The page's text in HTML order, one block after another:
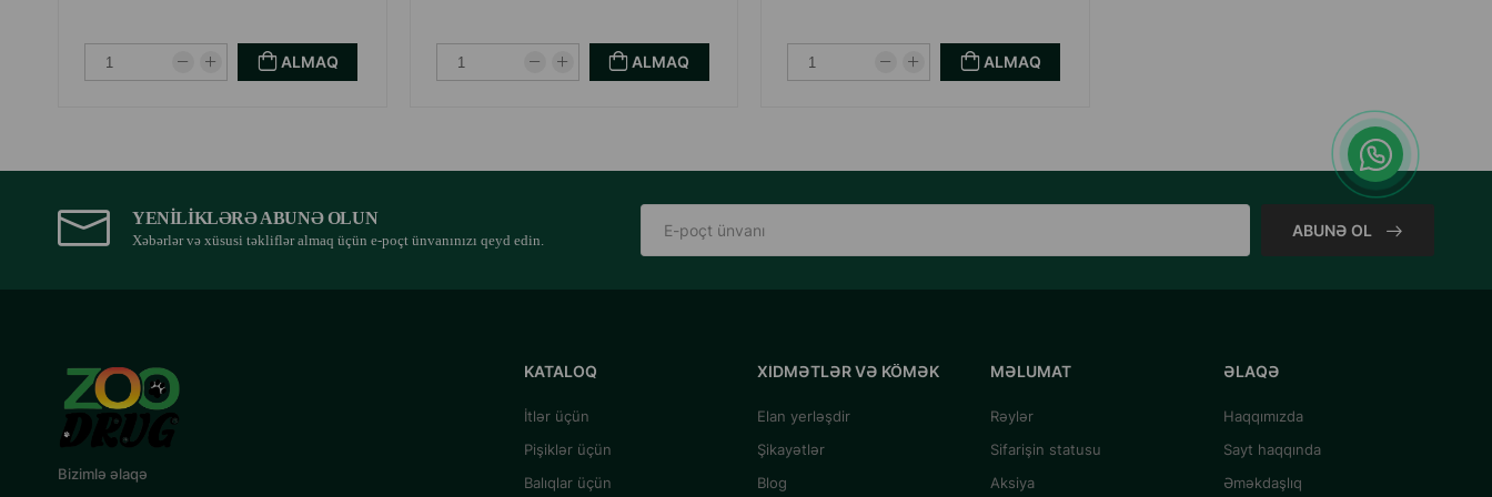
alın.
Həmişə təmiz içməli suya çıxış imkanı olmalıdır. Quru və sərin yerdə saxlanılmalıdır.
ALMAQ ALMAQ ALMAQ
YENILIKLƏRƏ ABUNƏ OLUN
Xəbərlər və xüsusi təkliflər almaq üçün e-poçt ünvanınızı qeyd edin.
ABUNƏ OL
Bizimlə əlaqə
KATALOQ
İtlər üçün
Pişiklər üçün
Balıqlar üçün
XIDMƏTLƏR VƏ KÖMƏK
Elan yerləşdir
Şikayətlər
Blog
MƏLUMAT
Rəylər
Sifarişin statusu
Aksiya
ƏLAQƏ
Haqqımızda
Sayt haqqında
Əməkdaşlıq